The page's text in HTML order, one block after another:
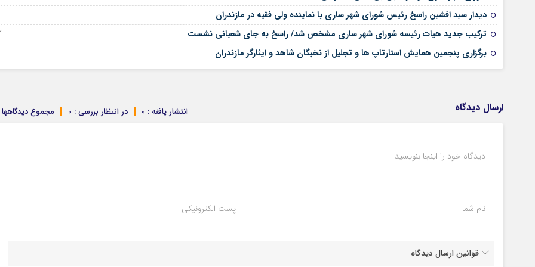
دیدار سید افشین راسخ رئیس شورای شهر ساری با نماینده ولی فقیه در مازندران
ترکیب جدید هیات رئیسه شورای شهر ساری مشخص شد/ راسخ به جای شعبانی نشست
برگزاری پنجمین همایش استارتاپ ها و تجلیل از نخبگان شاهد و ایثارگر مازندران
ارسال دیدگاه مجموع دیدگاهها : در انتظار بررسی : 0 انتشار یافته : 0
دیدگاه خود را اینجا بنویسید
نام شما پست الکترونیکی
قوانین ارسال دیدگاه